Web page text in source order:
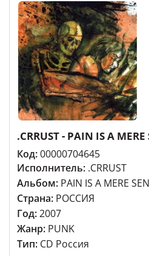
.CRRUST - PAIN IS A
Код:00000704645
Исполнитель: .CRRUST
Альбом: PAIN IS A MERE
Страна: РОССИЯ
Год:2007
Жанр: PUNK
Тип: CD Россия